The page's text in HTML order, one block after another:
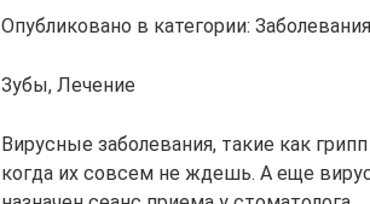
Опубликовано в категории:
Зубы, Лечение
Вирусные заболевания, такие как
когда их совсем не ждешь. А еще